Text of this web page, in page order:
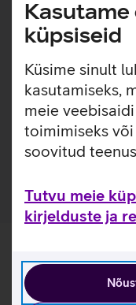
Kasutame
küpsiseid
Küsime sinult
kasutamiseks,
meie
toimimiseks
soovitud
Tutvu meie
kirjelduste ja
Õhuke, kerge ja
sisseehitatud
kinnitamise ja
võimalik kasutada Qi
ilma seda
mugavalt kinnitada
sisuga, tagamaks
juhuks, kui tolm ja
vahele.